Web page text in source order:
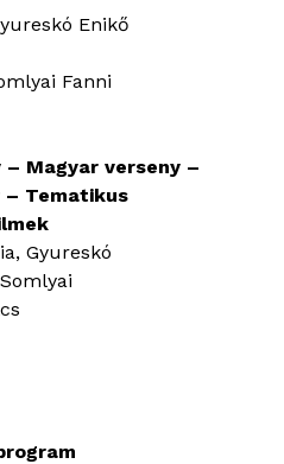
Enikő
Fanni
Magyar verseny –
– Tematikus
Gyureskó